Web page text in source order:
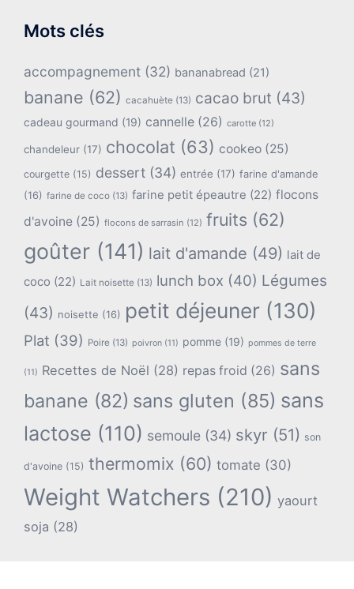
Mots clés
accompagnement (32) bananabread (21)
banane (62) cacahuète (13) cacao brut (43)
cadeau gourmand (19) cannelle (26) carotte (12)
chandeleur (17) chocolat (63) cookeo (25)
courgette (15) dessert (34) entrée (17) farine d'amande
(16) farine de coco (13) farine petit épeautre (22) flocons
d'avoine (25) flocons de sarrasin (12) fruits (62)
goûter (141) lait d'amande (49)
lait de
coco (22) Lait noisette (13) lunch box (40) Légumes
(43) noisette (16) petit déjeuner (130)
Plat (39) Poire (13) poivron (11) pomme (19) pommes de terre
(11) Recettes de Noël (28) repas froid (26) sans
banane (82) sans gluten (85) sans
lactose (110) semoule (34) skyr (51) son
d'avoine (15) thermomix (60) tomate (30)
Weight Watchers (210) yaourt
soja (28)